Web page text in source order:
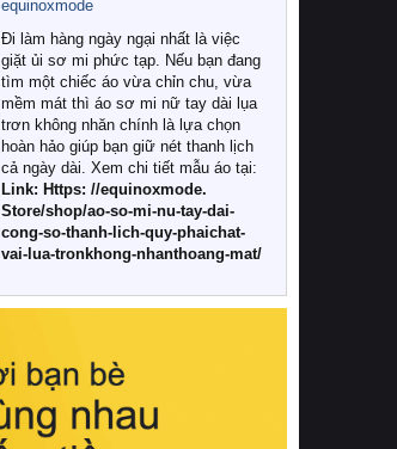
khí hậu và nhu cầu sử dụng của gia
đình? Hãy cùng chúng tôi đi tìm lời
giải đáp chi tiết qua bài viết dưới đây.
1. Tại sao các gia đình hiện đại lại ưa
chuộng chăn ga gối đệm cao cấp?
Khác với các dòng sản phẩm thông
thường, những bộ chăn ga gối đệm
cao cấp trải qua quy trình sản xuất
nghiêm ngặt từ khâu chọn lọc nguyên
liệu tự nhiên đến công nghệ dệt
nhuộm hiện đại không chứa hóa chất
này, bạn sẽ cảm nhận rõ rệt sự khác
hồi chuẩn xác của phần đệm nâng đỡ
cột sống.
Bên cạnh đó, việc lựa chọn các dòng
equinoxmode
Đi làm hàng ngày ngại nhất là việc
giặt ủi sơ mi phức tạp. Nếu bạn đang
tìm một chiếc áo vừa chỉn chu, vừa
mềm mát thì áo sơ mi nữ tay dài lụa
trơn không nhăn chính là lựa chọn
hoàn hảo giúp bạn giữ nét thanh lịch
cả ngày dài. Xem chi tiết mẫu áo tại:
Link: Https: //equinoxmode.
Store/shop/ao-so-mi-nu-tay-dai-
cong-so-thanh-lich-quy-phaichat-
vai-lua-tronkhong-nhanthoang-mat/